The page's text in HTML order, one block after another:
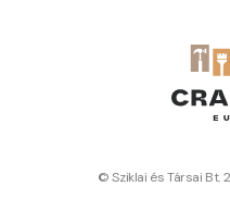
© Sziklai és Társai Bt.